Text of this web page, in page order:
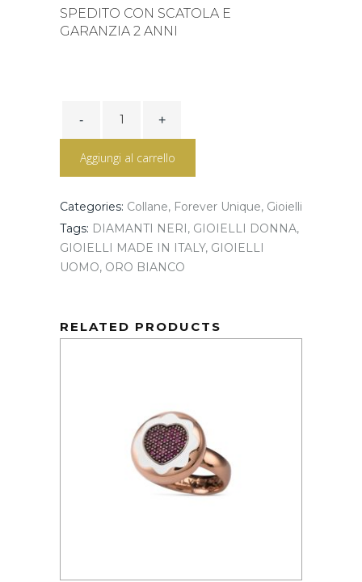
SPEDITO CON SCATOLA E
GARANZIA 2 ANNI
ORO
E
Aggiungi al carrello
Categories: Collane, Forever Unique, Gioielli
Tags: DIAMANTI NERI, GIOIELLI DONNA,
GIOIELLI MADE IN ITALY, GIOIELLI
UOMO, ORO BIANCO
RELATED PRODUCTS